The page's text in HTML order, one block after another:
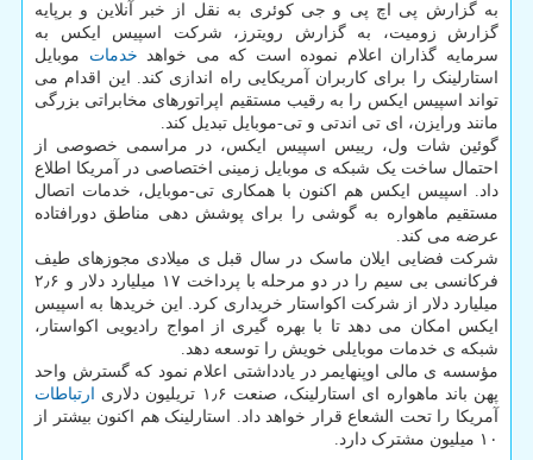
به گزارش پی اچ پی و جی کوئری به نقل از خبر آنلاین و برپایه
گزارش زومیت، به گزارش رویترز، شرکت اسپیس ایکس به
سرمایه گذاران اعلام نموده است که می خواهد خدمات موبایل
استارلینک را برای کاربران آمریکایی راه اندازی کند. این اقدام می
تواند اسپیس ایکس را به رقیب مستقیم اپراتورهای مخابراتی بزرگی
مانند ورایزن، ای تی اندتی و تی-موبایل تبدیل کند.
گوئین شات ول، رییس اسپیس ایکس، در مراسمی خصوصی از
احتمال ساخت یک شبکه ی موبایل زمینی اختصاصی در آمریکا اطلاع
داد. اسپیس ایکس هم اکنون با همکاری تی-موبایل، خدمات اتصال
مستقیم ماهواره به گوشی را برای پوشش دهی مناطق دورافتاده
عرضه می کند.
شرکت فضایی ایلان ماسک در سال قبل ی میلادی مجوزهای طیف
فرکانسی بی سیم را در دو مرحله با پرداخت ۱۷ میلیارد دلار و ۲٫۶
میلیارد دلار از شرکت اکواستار خریداری کرد. این خریدها به اسپیس
ایکس امکان می دهد تا با بهره گیری از امواج رادیویی اکواستار،
شبکه ی خدمات موبایلی خویش را توسعه دهد.
مؤسسه ی مالی اوپنهایمر در یادداشتی اعلام نمود که گسترش واحد
پهن باند ماهواره ای استارلینک، صنعت ۱٫۶ تریلیون دلاری
ارتباطات
آمریکا را تحت الشعاع قرار خواهد داد. استارلینک هم اکنون بیشتر از
۱۰ میلیون مشترک دارد.